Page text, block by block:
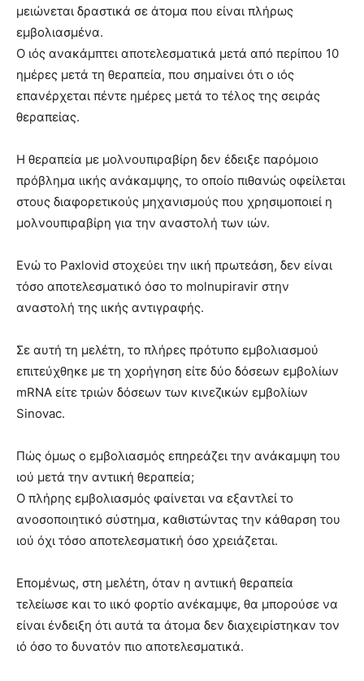
μειώνεται δραστικά σε άτομα που είναι πλήρως
εμβολιασμένα.
Ο ιός ανακάμπτει αποτελεσματικά μετά από περίπου 10
ημέρες μετά τη θεραπεία, που σημαίνει ότι ο ιός
επανέρχεται πέντε ημέρες μετά το τέλος της σειράς
θεραπείας.
Η θεραπεία με μολνουπιραβίρη δεν έδειξε παρόμοιο
πρόβλημα ιικής ανάκαμψης, το οποίο πιθανώς οφείλεται
στους διαφορετικούς μηχανισμούς που χρησιμοποιεί η
μολνουπιραβίρη για την αναστολή των ιών.
Ενώ το Paxlovid στοχεύει την ιική πρωτεάση, δεν είναι
τόσο αποτελεσματικό όσο το molnupiravir στην
αναστολή της ιικής αντιγραφής.
Σε αυτή τη μελέτη, το πλήρες πρότυπο εμβολιασμού
επιτεύχθηκε με τη χορήγηση είτε δύο δόσεων εμβολίων
mRNA είτε τριών δόσεων των κινεζικών εμβολίων
Sinovac.
Πώς όμως ο εμβολιασμός επηρεάζει την ανάκαμψη του
ιού μετά την αντιική θεραπεία;
Ο πλήρης εμβολιασμός φαίνεται να εξαντλεί το
ανοσοποιητικό σύστημα, καθιστώντας την κάθαρση του
ιού όχι τόσο αποτελεσματική όσο χρειάζεται.
Επομένως, στη μελέτη, όταν η αντιική θεραπεία
τελείωσε και το ιικό φορτίο ανέκαμψε, θα μπορούσε να
είναι ένδειξη ότι αυτά τα άτομα δεν διαχειρίστηκαν τον
ιό όσο το δυνατόν πιο αποτελεσματικά.